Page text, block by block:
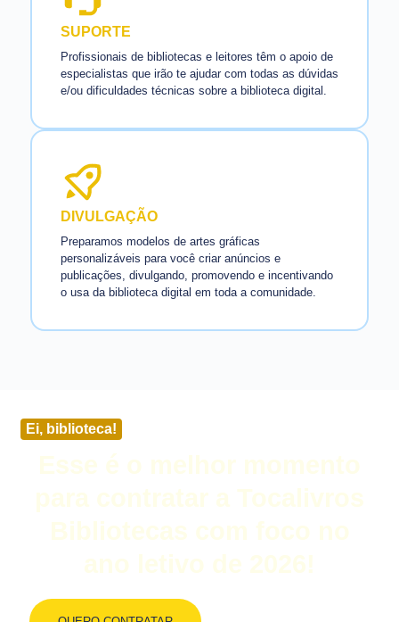
SUPORTE
Profissionais de bibliotecas e leitores têm o apoio de
especialistas que irão te ajudar com todas as dúvidas
e/ou dificuldades técnicas sobre a biblioteca digital.
DIVULGAÇÃO
Preparamos modelos de artes gráficas
personalizáveis para você criar anúncios e
publicações, divulgando, promovendo e incentivando
o usa da biblioteca digital em toda a comunidade.
Ei, biblioteca!